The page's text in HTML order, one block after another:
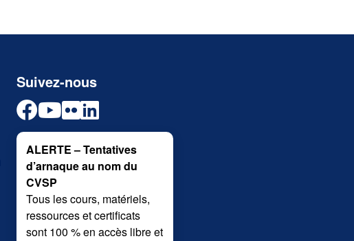
Suivez-nous
ALERTE – Tentatives
d’arnaque au nom du
CVSP
Tous les cours, matériels,
ressources et certificats
sont 100 % en accès libre et